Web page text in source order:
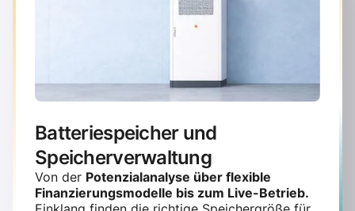
Batteriespeicher und
Speicherverwaltung
Von der Potenzialanalyse über flexible
Finanzierungsmodelle bis zum Live-Betrieb.